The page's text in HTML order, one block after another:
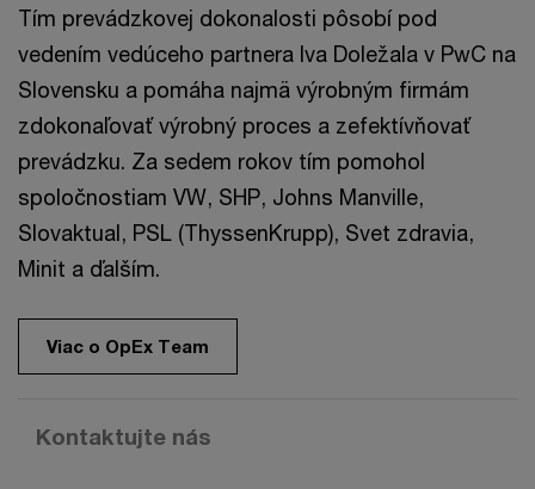
Tím prevádzkovej dokonalosti pôsobí pod
vedením vedúceho partnera Iva Doležala v PwC na
Slovensku a pomáha najmä výrobným firmám
zdokonaľovať výrobný proces a zefektívňovať
prevádzku. Za sedem rokov tím pomohol
spoločnostiam VW, SHP, Johns Manville,
Slovaktual, PSL (ThyssenKrupp), Svet zdravia,
Minit a ďalším.
Viac o OpEx Team
Kontaktujte nás